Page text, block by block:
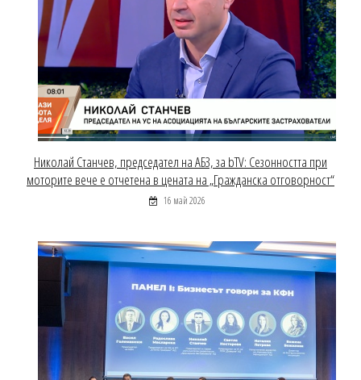
Николай Станчев, председател на АБЗ, за bTV: Сезонността при
моторите вече е отчетена в цената на „Гражданска отговорност“
16 май 2026